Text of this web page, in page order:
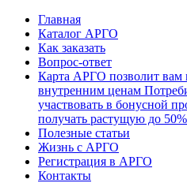
Главная
Каталог АРГО
Как заказать
Вопрос-ответ
Карта АРГО позволит вам
внутренним ценам
участвовать в бонусной
получать растущую до
Полезные статьи
Жизнь с АРГО
Регистрация в АРГО
Контакты